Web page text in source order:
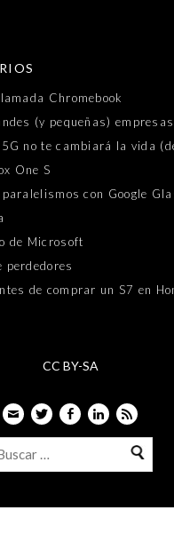
Chromebook
(y pequeñas)
no te cambiará la vida
One S
con Google
de Microsoft
perdedores
de comprar un S7 en
CC BY-SA
EmailTwitterFacebook
LinkedIn
Feed